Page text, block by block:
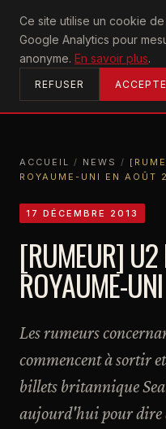
Ce site utilise un cookie
Google Analytics pour
anonyme. En savoir plus.
REFUSER
U2achtung
ACCUEIL
ACCUEIL / NEWS /
ROYAUME-UNI EN AOÛT
17 DÉCEMBRE 2013
[RUMEUR] U2
ROYAUME-
Les rumeurs
commencent à sortir
billets britannique
aujourd'hui pour dire